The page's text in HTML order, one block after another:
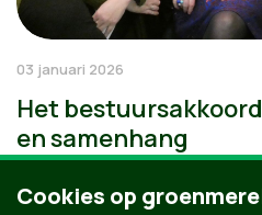
03 januari 2026
Het
en samenhang
Cookies op